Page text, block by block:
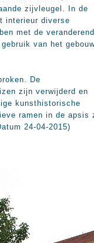
zijvleugel. In de
interieur diverse
met de
van het
De
zijn verwijderd en
kunsthistorische
ramen in de apsis
24-04-2015)